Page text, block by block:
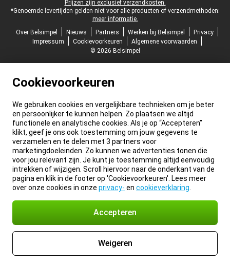
Prijzen zijn exclusief verzendkosten.
*Genoemde levertijden gelden niet voor alle producten of verzendmethoden:
meer informatie.
Over Belsimpel
Nieuws Partners Werken bij Belsimpel
Privacy
Impressum
Cookievoorkeuren
Algemene voorwaarden
© 2026 Belsimpel
Cookievoorkeuren
We gebruiken cookies en vergelijkbare technieken om je beter
en persoonlijker te kunnen helpen. Zo plaatsen we altijd
functionele en analytische cookies. Als je op “Accepteren”
klikt, geef je ons ook toestemming om jouw gegevens te
verzamelen en te delen met 3 partners voor
marketingdoeleinden. Zo kunnen we advertenties tonen die
voor jou relevant zijn. Je kunt je toestemming altijd eenvoudig
intrekken of wijzigen. Scroll hiervoor naar de onderkant van de
pagina en klik in de footer op 'Cookievoorkeuren'. Lees meer
over onze cookies in onze privacy- en cookieverklaring
Accepteren
Weigeren